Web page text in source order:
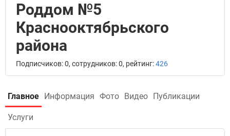
Роддом №5
Краснооктябрьского
района
Подписчиков: 0, сотрудников: 0, рейтинг:426
Главное Информация Фото Видео Публикации
Услуги